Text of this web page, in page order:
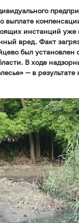
выплате
инстанций уже
вред. Факт
был установлен
В ходе
— в результате